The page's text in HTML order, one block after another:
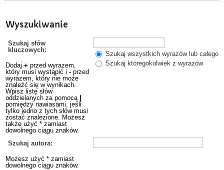
Wyszukiwanie
Szukaj słów
kluczowych:
Dodaj + przed wyrazem,
który musi wystąpić i - przed
wyrazem, który nie może
znaleźć się w wynikach.
Wpisz listę słów
oddzielanych za pomocą
pomiędzy nawiasami, jeśli
tylko jedno z tych słów musi
zostać znalezione. Możesz
także użyć * zamiast
dowolnego ciągu znaków.
Szukaj wszystkich wyrazów lub całego
Szukaj któregokolwiek z wyrazów
Szukaj autora:
Możesz użyć * zamiast
dowolnego ciągu znaków.